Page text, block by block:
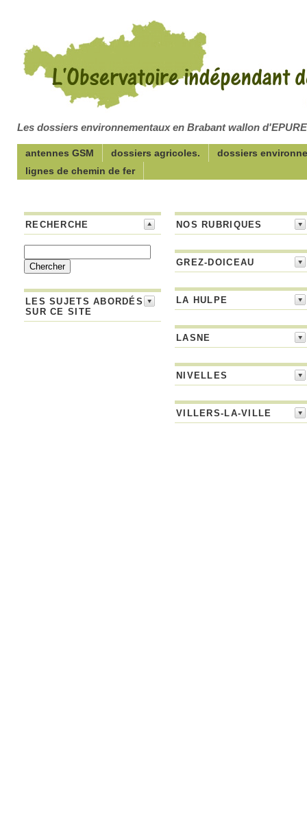
Les dossiers environnementaux en Brabant wallon
antennes GSM dossiers agricoles.
dossiers
lignes de chemin de fer
RECHERCHE
LES SUJETS ABORDÉS
SUR CE SITE
NOS RUBRIQUES
GREZ-DOICEAU
LA HULPE
LASNE
NIVELLES
VILLERS-LA-VILLE